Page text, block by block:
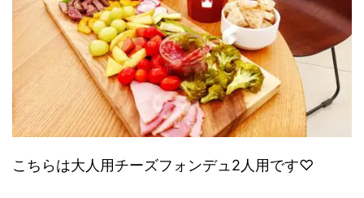
こちらは大人用チーズフォンデュ2人用です♡